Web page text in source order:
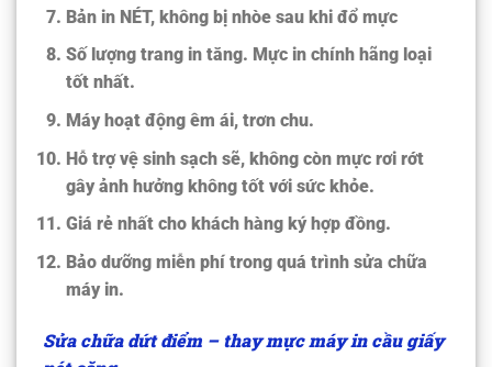
Bản in NÉT, không bị nhòe sau khi đổ mực
Số lượng trang in tăng. Mực in chính hãng loại
tốt nhất.
Máy hoạt động êm ái, trơn chu.
Hỗ trợ vệ sinh sạch sẽ, không còn mực rơi rớt
gây ảnh hưởng không tốt với sức khỏe.
Giá rẻ nhất cho khách hàng ký hợp đồng.
Bảo dưỡng miễn phí trong quá trình sửa chữa
máy in.
Sửa chữa dứt điểm – thay mực máy in cầu giấy